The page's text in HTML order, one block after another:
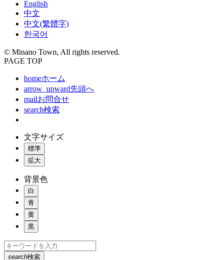
English
中文
中文(繁體字)
한국어
© Minano Town, All rights reserved.
PAGE TOP
homeホーム
arrow_upward先頭へ
mailお問合せ
search検索
文字サイズ
標準
拡大
背景色
白
青
黄
黒
search検索